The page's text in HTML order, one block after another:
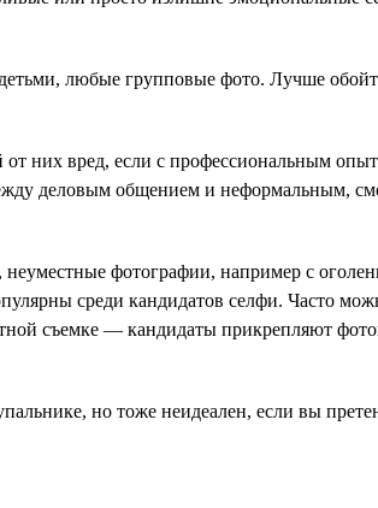
любые групповые фото. Лучше
них вред, если с профессиональным
деловым общением и неформальным,
фотографии, например с
среди кандидатов селфи. Часто
съемке — кандидаты прикрепляют
но тоже неидеален, если вы